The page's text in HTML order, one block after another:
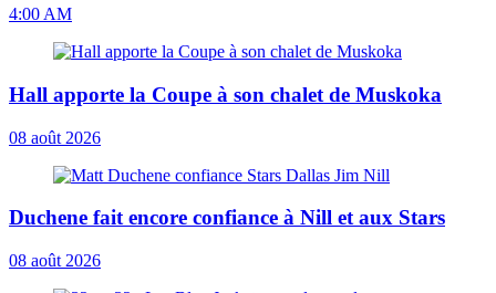
4:00 AM
Hall apporte la Coupe à son chalet de Muskoka
08 août 2026
Duchene fait encore confiance à Nill et aux Stars
08 août 2026